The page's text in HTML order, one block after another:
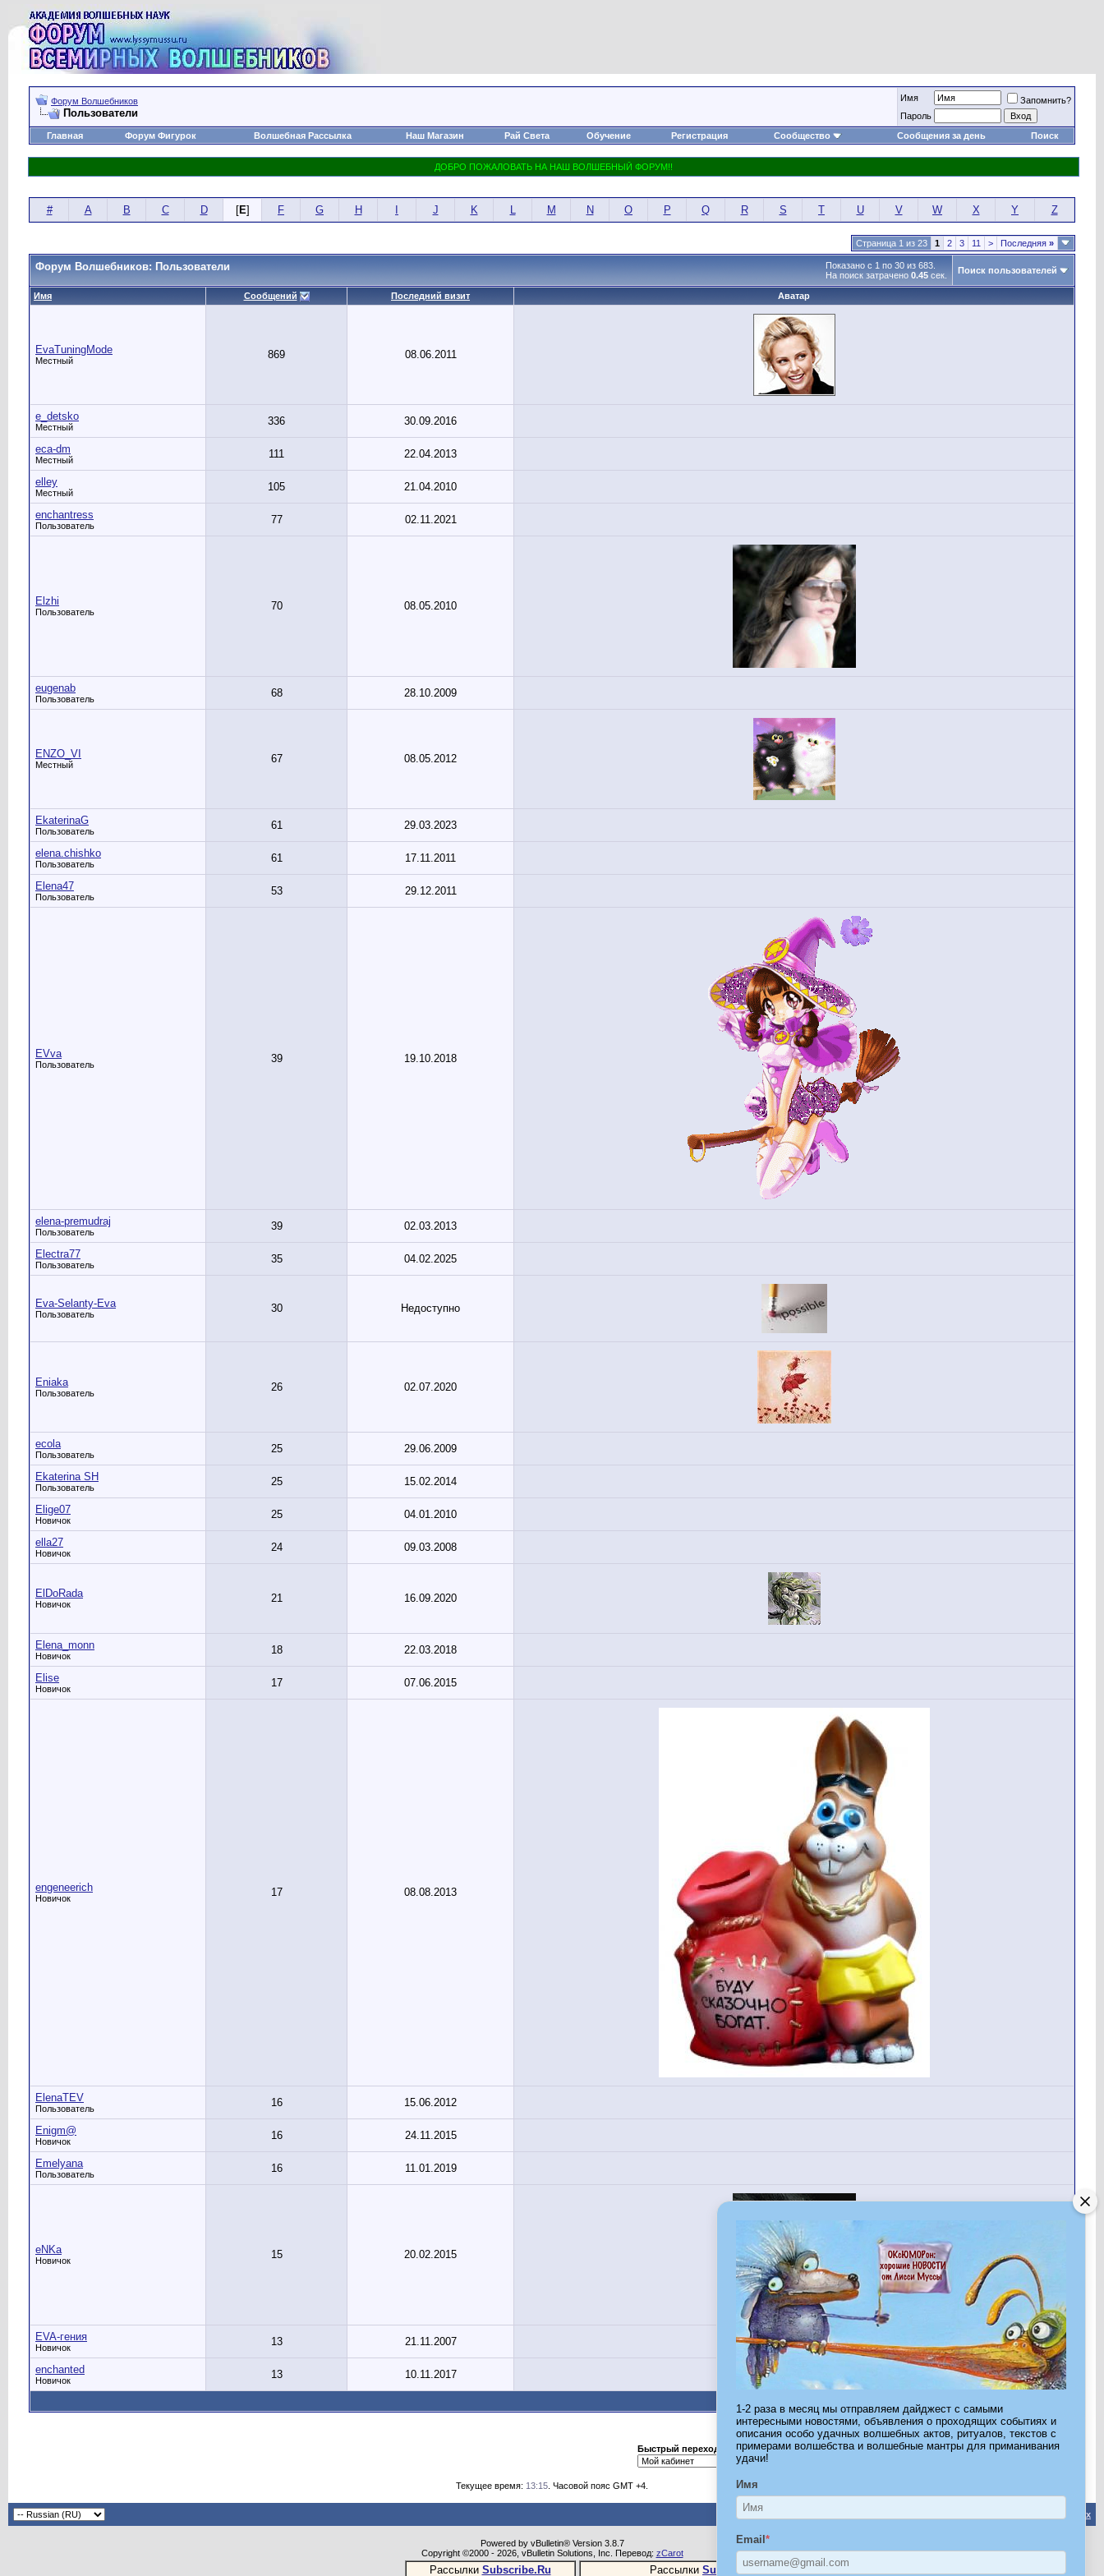
1-2 раза в месяц мы отправляем дайджест с самыми
интересными новостями, объявления о проходящих событиях и
описания особо удачных волшебных актов, ритуалов, текстов с
примерами волшебства и волшебные мантры для приманивания
удачи!
Имя
Email *
Форум Волшебников
Пользователи
Имя
Запомнить?
Пароль
Главная
Форум Фигурок Волшебная Рассылка Наш Магазин Рай Света Обучение Регистрация Сообщество Сообщения за день Поиск
# A B C D [E] F G H J K L M N O P Q R S T U V W X Y Z
Страница 1 из 23 1 2 3 11 > Последняя »
Показано с 1 по 30 из 683.
На поиск затрачено 0.45 сек.
Форум Волшебников: Пользователи Поиск пользователей
Имя Сообщений Последний визит Аватар
EvaTuningMode
Местный 869 08.06.2011
e_detsko
Местный 336 30.09.2016
eca-dm
Местный 111 22.04.2013
elley
Местный 105 21.04.2010
enchantress
Пользователь 77 02.11.2021
Elzhi
Пользователь 70 08.05.2010
eugenab
Пользователь 68 28.10.2009
ENZO_VI
Местный 67 08.05.2012
EkaterinaG
Пользователь 61 29.03.2023
elena.chishko
Пользователь 61 17.11.2011
Elena47
Пользователь 53 29.12.2011
EVva
Пользователь 39 19.10.2018
elena-premudraj
Пользователь 39 02.03.2013
Electra77
Пользователь 35 04.02.2025
Eva-Selanty-Eva
Пользователь 30 Недоступно
Eniaka
Пользователь 26 02.07.2020
ecola
Пользователь 25 29.06.2009
Ekaterina SH
Пользователь 25 15.02.2014
Elige07
Новичок 25 04.01.2010
ella27
Новичок 24 09.03.2008
ElDoRada
Новичок 21 16.09.2020
Elena_monn
Новичок 18 22.03.2018
Elise
Новичок 17 07.06.2015
engeneerich
Новичок 17 08.08.2013
ElenaTEV
Пользователь 16 15.06.2012
Enigm@
Новичок 16 24.11.2015
Emelyana
Пользователь 16 11.01.2019
eNKa
Новичок 15 20.02.2015
EVA-гения
Новичок 13 21.11.2007
enchanted
Новичок 13 10.11.2017
Страница 1 из 23 1 2 3 11 > Последняя »
Быстрый переход
Текущее время: 13:15 . Часовой пояс GMT +4.
Вверх
Powered by vBulletin® Version 3.8.7
Copyright ©2000 - 2026, vBulletin Solutions, Inc. Перевод: zCarot
Рассылки Subscribe.Ru Рассылки Subscribe.Ru